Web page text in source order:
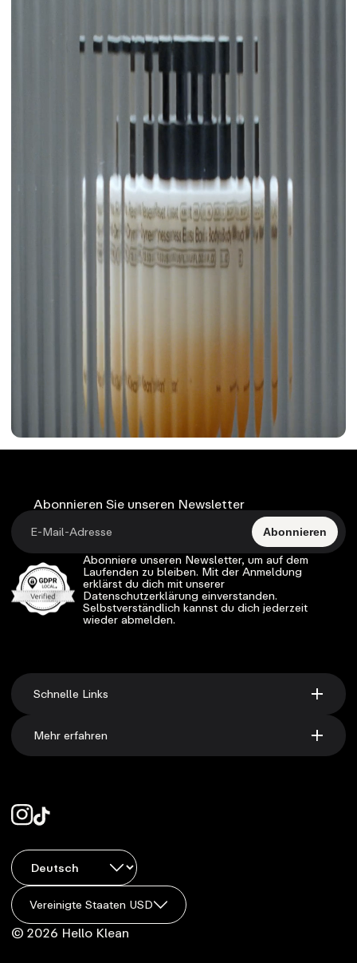
Abonnieren Sie unseren Newsletter
Abonnieren
Abonniere unseren Newsletter, um auf dem
Laufenden zu bleiben. Mit der Anmeldung
erklärst du dich mit unserer
Datenschutzerklärung einverstanden.
Selbstverständlich kannst du dich jederzeit
wieder abmelden.
Schnelle Links
Mehr erfahren
Vereinigte Staaten USD
© 2026 Hello Klean